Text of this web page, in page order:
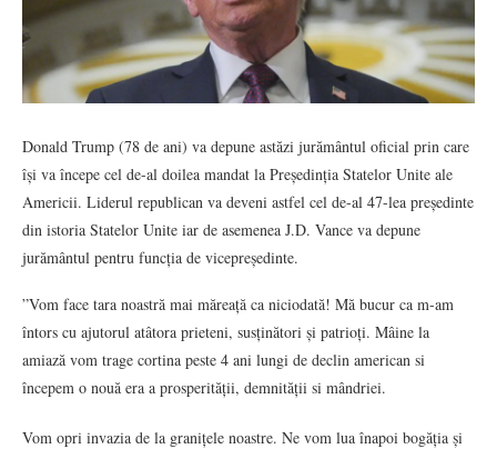
Donald Trump (78 de ani) va depune astăzi jurământul oficial prin care
își va începe cel de-al doilea mandat la Președinția Statelor Unite ale
Americii. Liderul republican va deveni astfel cel de-al 47-lea președinte
din istoria Statelor Unite iar de asemenea J.D. Vance va depune
jurământul pentru funcția de vicepreședinte.
”Vom face tara noastră mai măreață ca niciodată! Mă bucur ca m-am
întors cu ajutorul atâtora prieteni, susținători și patrioți. Mâine la
amiază vom trage cortina peste 4 ani lungi de declin american si
începem o nouă era a prosperității, demnității si mândriei.
Vom opri invazia de la granițele noastre. Ne vom lua înapoi bogăția și